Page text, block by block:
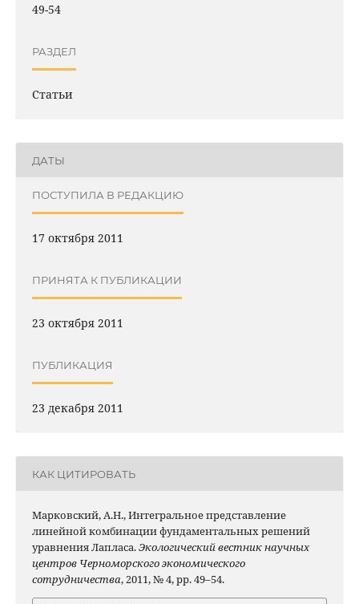
49-54
РАЗДЕЛ
Статьи
ДАТЫ
ПОСТУПИЛА В РЕДАКЦИЮ
17 октября 2011
ПРИНЯТА К ПУБЛИКАЦИИ
23 октября 2011
ПУБЛИКАЦИЯ
23 декабря 2011
КАК ЦИТИРОВАТЬ
Марковский, А.Н., Интегральное представление
линейной комбинации фундаментальных решений
уравнения Лапласа.Экологический вестник научных
центров Черноморского экономического
сотрудничества, 2011, № 4, pp. 49–54.